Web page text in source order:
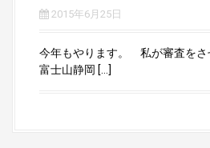
2015年6月25日
今年もやります。 私が審査をさ
富士山静岡 […]